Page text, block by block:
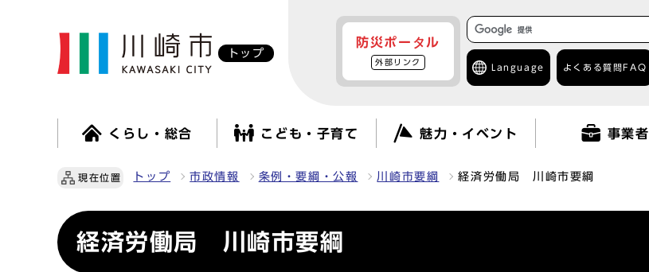
トップ
防災ポータル
外部リンク
Language よくある質問 FAQ
くらし・総合 こども・子育て 魅力・イベント 事業者
現在位置 トップ 市政情報 条例・要綱・公報 川崎市要綱 経済労働局 川崎市要綱
経済労働局 川崎市要綱